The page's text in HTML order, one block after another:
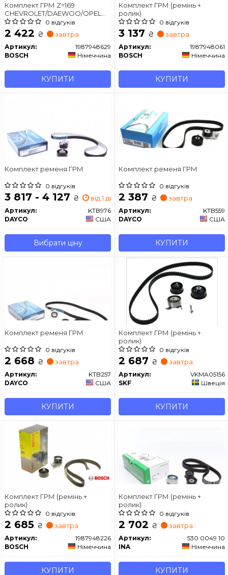
Комплект ГРМ Z=169
CHEVROLET/DAEWOO/OPEL
Evanda/Leganza/Lacetti/Nubira/Astra
передня сторона / Omega B /
Vectra B 1.8-2.0
0 відгуків
2 422 ₴ завтра
Артикул:
1987948629
BOSCH
Німеччина
КУПИТИ
Комплект ГРМ (ремінь +
ролик)
0 відгуків
3 137 ₴ завтра
Артикул:
1987948061
BOSCH
Німеччина
КУПИТИ
Комплект ременя ГРМ
0 відгуків
3 817 - 4 127 ₴ від 1 дн.
Артикул:
KTB976
DAYCO
США
Вибрати ціну
Комплект ременя ГРМ
0 відгуків
2 387 ₴ завтра
Артикул:
KTB559
DAYCO
США
КУПИТИ
Комплект ременя ГРМ
0 відгуків
2 668 ₴ завтра
Артикул:
KTB257
DAYCO
США
КУПИТИ
Комплект ГРМ (ремінь +
ролик)
0 відгуків
2 687 ₴ завтра
Артикул:
VKMA05156
SKF
Швеція
КУПИТИ
Комплект ГРМ (ремінь +
ролик)
0 відгуків
2 685 ₴ завтра
Артикул:
1987948226
BOSCH
Німеччина
КУПИТИ
Комплект ГРМ (ремінь +
ролик)
0 відгуків
2 702 ₴ завтра
Артикул:
530 0049 10
INA
Німеччина
КУПИТИ